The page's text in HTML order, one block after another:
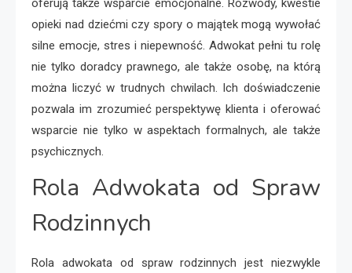
oferują także wsparcie emocjonalne. Rozwody, kwestie
opieki nad dziećmi czy spory o majątek mogą wywołać
silne emocje, stres i niepewność. Adwokat pełni tu rolę
nie tylko doradcy prawnego, ale także osobę, na którą
można liczyć w trudnych chwilach. Ich doświadczenie
pozwala im zrozumieć perspektywę klienta i oferować
wsparcie nie tylko w aspektach formalnych, ale także
psychicznych.
Rola Adwokata od Spraw
Rodzinnych
Rola adwokata od spraw rodzinnych jest niezwykle